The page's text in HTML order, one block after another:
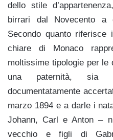
dello stile
birrari dal Novecento
Secondo quanto riferisce
chiare di Monaco
moltissime tipologie per
una paternità, sia
documentatamente
marzo 1894 e a darle i
Johann, Carl e Anton –
vecchio e figli di